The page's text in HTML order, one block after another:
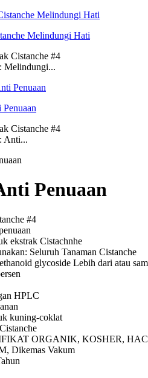
Melindungi Hati
Cistanche #4
Melindungi...
Cistanche #4
Anti...
Penuaan
#4
ekstrak Cistachnhe
Seluruh Tanaman Cistanche
glycoside Lebih dari atau
HPLC
kuning-coklat
ORGANIK, KOSHER,
Dikemas Vakum